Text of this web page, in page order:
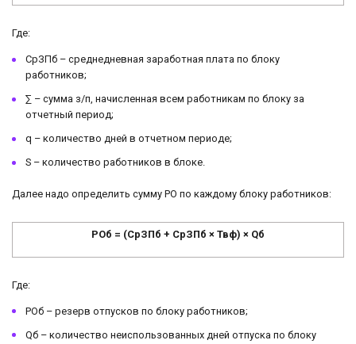
Где:
СрЗПб – среднедневная заработная плата по блоку
работников;
∑ – сумма з/п, начисленная всем работникам по блоку за
отчетный период;
q – количество дней в отчетном периоде;
S – количество работников в блоке.
Далее надо определить сумму РО по каждому блоку работников:
РОб = (СрЗПб + СрЗПб × Твф) × Qб
Где:
РОб – резерв отпусков по блоку работников;
Qб – количество неиспользованных дней отпуска по блоку